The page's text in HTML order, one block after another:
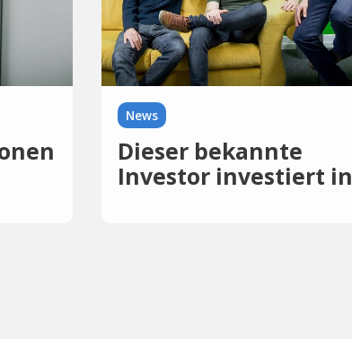
News
Dieser bekannte
Investor investiert in